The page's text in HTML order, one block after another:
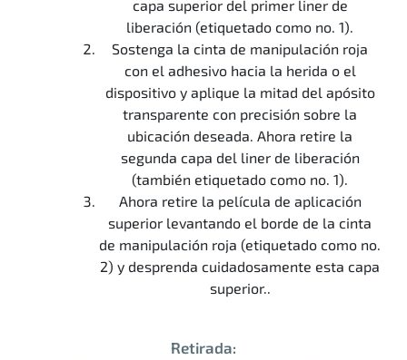
capa superior del primer liner de
liberación (etiquetado como no. 1).
Sostenga la cinta de manipulación roja
con el adhesivo hacia la herida o el
dispositivo y aplique la mitad del apósito
transparente con precisión sobre la
ubicación deseada. Ahora retire la
segunda capa del liner de liberación
(también etiquetado como no. 1).
Ahora retire la película de aplicación
superior levantando el borde de la cinta
de manipulación roja (etiquetado como no.
2) y desprenda cuidadosamente esta capa
superior..
Retirada: